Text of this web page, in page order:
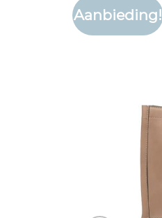
Aanbieding!